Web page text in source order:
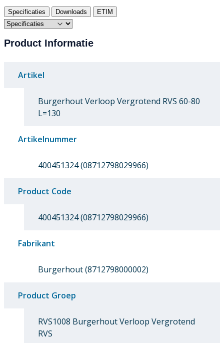
Specificaties Downloads ETIM
Product Informatie
Artikel
Burgerhout Verloop Vergrotend RVS 60-80
L=130
Artikelnummer
400451324 (08712798029966)
Product Code
400451324 (08712798029966)
Fabrikant
Burgerhout (8712798000002)
Product Groep
RVS1008 Burgerhout Verloop Vergrotend
RVS